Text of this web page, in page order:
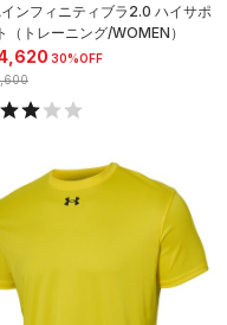
ンフィニティブラ2.0 ハイサポ
（トレーニング/WOMEN）
30%OFF